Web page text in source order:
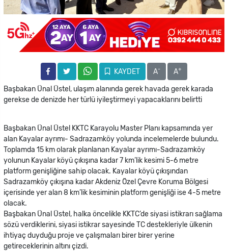
KAYDET A- A+
Başbakan Ünal Üstel, ulaşım alanında gerek havada gerek karada
gerekse de denizde her türlü iyileştirmeyi yapacaklarını belirtti
Başbakan Ünal Üstel KKTC Karayolu Master Planı kapsamında yer
alan Kayalar ayrımı- Sadrazamköy yolunda incelemelerde bulundu.
Toplamda 15 km olarak planlanan Kayalar ayrımı-Sadrazamköy
yolunun Kayalar köyü çıkışına kadar 7 km’lik kesimi 5-6 metre
platform genişliğine sahip olacak. Kayalar köyü çıkışından
Sadrazamköy çıkışına kadar Akdeniz Özel Çevre Koruma Bölgesi
içerisinde yer alan 8 km’lik kesiminin platform genişliği ise 4-5 metre
olacak.
Başbakan Ünal Üstel, halka öncelikle KKTC’de siyasi istikrarı sağlama
sözü verdiklerini, siyasi istikrar sayesinde TC destekleriyle ülkenin
ihtiyaç duyduğu proje ve çalışmaları birer birer yerine
getireceklerinin altını çizdi.